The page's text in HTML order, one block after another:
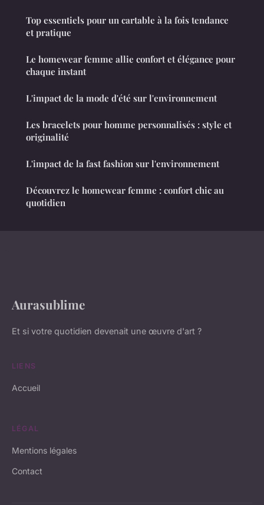
Top essentiels pour un cartable à la fois tendance
et pratique
Le homewear femme allie confort et élégance pour
chaque instant
L'impact de la mode d'été sur l'environnement
Les bracelets pour homme personnalisés : style et
originalité
L'impact de la fast fashion sur l'environnement
Découvrez le homewear femme : confort chic au
quotidien
Aurasublime
Et si votre quotidien devenait une œuvre d'art ?
LIENS
Accueil
LÉGAL
Mentions légales
Contact